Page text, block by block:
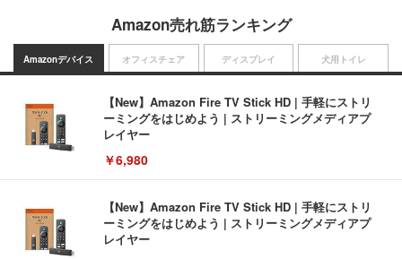
Amazon売れ筋ランキング
Amazonデバイス
【New】Amazon Fire TV Stick HD | 手軽にストリ
ーミングをはじめよう | ストリーミングメディアプ
レイヤー
￥6,980
【New】Amazon Fire TV Stick HD | 手軽にストリ
ーミングをはじめよう | ストリーミングメディアプ
レイヤー
オフィスチェア ディスプレイ 犬用トイレ